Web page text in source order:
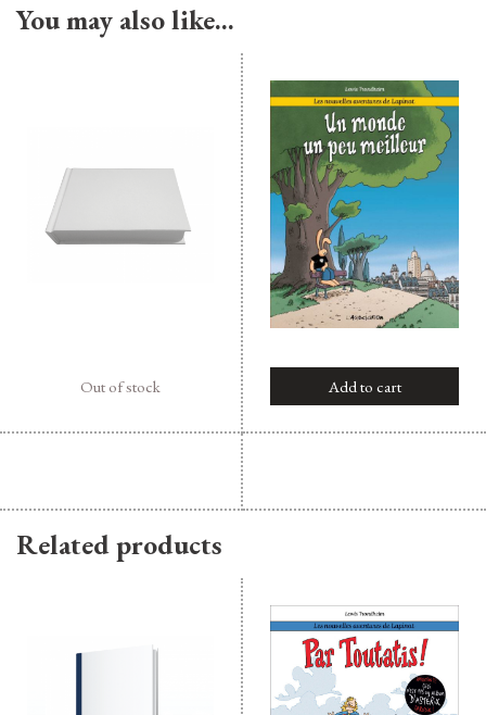
You may also like…
Out of stock Add to cart
Related products